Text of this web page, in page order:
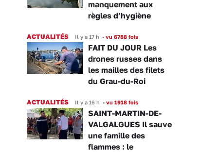
manquement aux
règles d’hygiène
ACTUALITÉS Il y a 17 h • vu 6788 fois
FAIT DU JOUR Les
drones russes dans
les mailles des filets
du Grau-du-Roi
ACTUALITÉS Il y a 16 h • vu 1918 fois
SAINT-MARTIN-DE-
VALGALGUES Il sauve
une famille des
flammes : le